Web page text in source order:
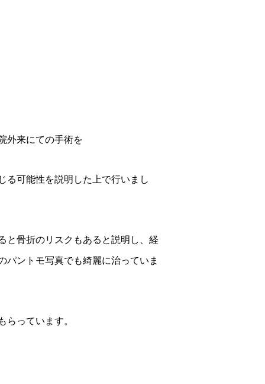
外来にての手術を
る可能性を説明した上で行いまし
と骨折のリスクもあると説明し、経
パントモ写真でも綺麗に治っていま
っています。